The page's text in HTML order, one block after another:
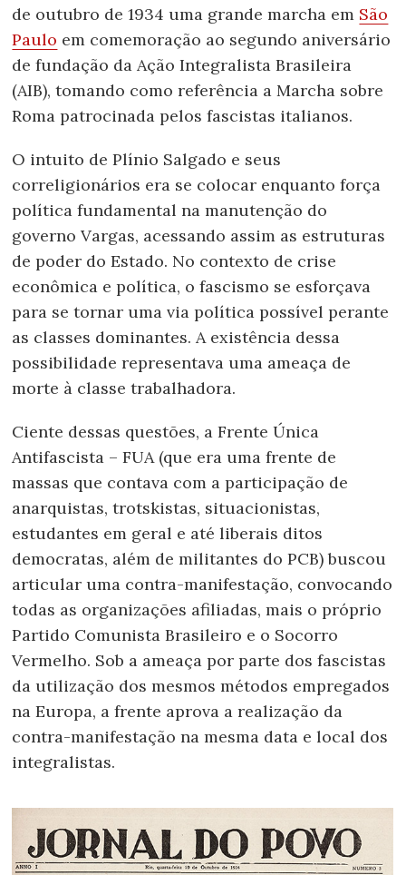
de outubro de 1934 uma grande marcha em São
Paulo em comemoração ao segundo aniversário
de fundação da Ação Integralista Brasileira
(AIB), tomando como referência a Marcha sobre
Roma patrocinada pelos fascistas italianos.
O intuito de Plínio Salgado e seus
correligionários era se colocar enquanto força
política fundamental na manutenção do
governo Vargas, acessando assim as estruturas
de poder do Estado. No contexto de crise
econômica e política, o fascismo se esforçava
para se tornar uma via política possível perante
as classes dominantes. A existência dessa
possibilidade representava uma ameaça de
morte à classe trabalhadora.
Ciente dessas questões, a Frente Única
Antifascista – FUA (que era uma frente de
massas que contava com a participação de
anarquistas, trotskistas, situacionistas,
estudantes em geral e até liberais ditos
democratas, além de militantes do PCB) buscou
articular uma contra-manifestação, convocando
todas as organizações afiliadas, mais o próprio
Partido Comunista Brasileiro e o Socorro
Vermelho. Sob a ameaça por parte dos fascistas
da utilização dos mesmos métodos empregados
na Europa, a frente aprova a realização da
contra-manifestação na mesma data e local dos
integralistas.